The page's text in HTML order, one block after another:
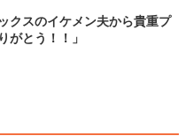
クスのイケメン夫から貴重プ
とう！！」